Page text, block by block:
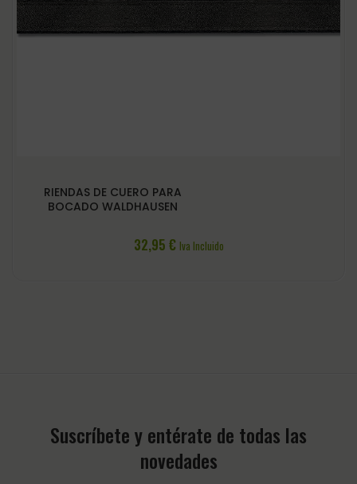
RIENDAS DE CUERO PARA
BOCADO WALDHAUSEN
32,95 € Iva Incluido
Suscríbete y entérate de todas las
novedades